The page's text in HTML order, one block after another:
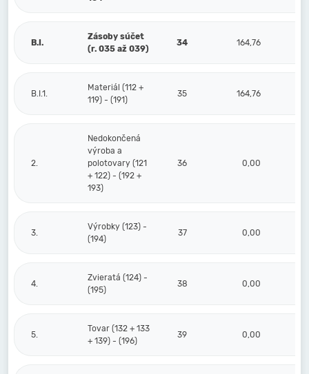
B.I.
Zásoby súčet
(r. 035 až 039)
34 164,76
B.I.1.
Materiál (112 +
119) - (191)
35 164,76
2.
Nedokončená
výroba a
polotovary (121
+ 122) - (192 +
193)
36 0,00
3.
Výrobky (123) -
(194)
37 0,00
4.
Zvieratá (124) -
(195)
38 0,00
5.
Tovar (132 + 133
+ 139) - (196)
39 0,00